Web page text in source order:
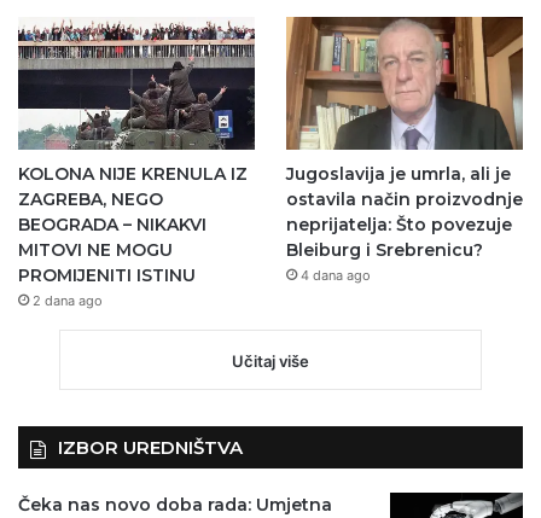
KOLONA NIJE KRENULA IZ
ZAGREBA, NEGO
BEOGRADA – NIKAKVI
MITOVI NE MOGU
PROMIJENITI ISTINU
2 dana ago
Jugoslavija je umrla, ali je
ostavila način proizvodnje
neprijatelja: Što povezuje
Bleiburg i Srebrenicu?
4 dana ago
Učitaj više
IZBOR UREDNIŠTVA
Čeka nas novo doba rada: Umjetna